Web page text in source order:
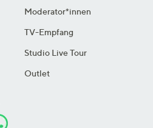
Moderator*innen
TV-Empfang
Studio Live Tour
Outlet